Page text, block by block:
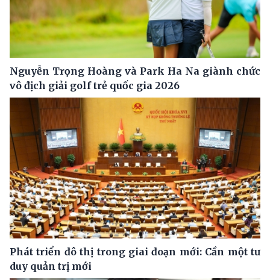
Nguyễn Trọng Hoàng và Park Ha Na giành chức
vô địch giải golf trẻ quốc gia 2026
Phát triển đô thị trong giai đoạn mới: Cần một tư
duy quản trị mới